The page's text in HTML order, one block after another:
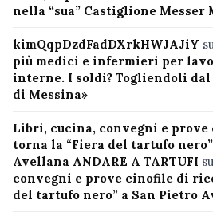
nella “sua” Castiglione Messer
kimQqpDzdFadDXrkHWJAJiY
più medici e infermieri per
interne. I soldi? Togliendoli
di Messina»
Libri, cucina, convegni e
torna la “Fiera del tartufo
Avellana ANDARE A TARTUFI su
convegni e prove cinofile di
del tartufo nero” a San Pietro